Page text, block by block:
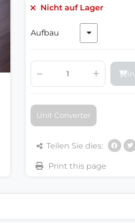
Nicht auf Lager
Aufbau
Unit Converter
Teilen Sie dies: